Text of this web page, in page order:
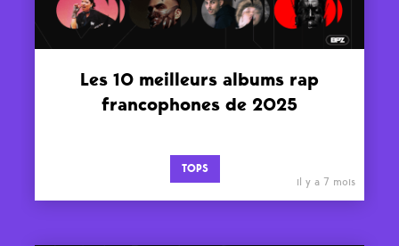
Les 10 meilleurs albums rap
francophones de 2025
TOPS
il y a 7 mois